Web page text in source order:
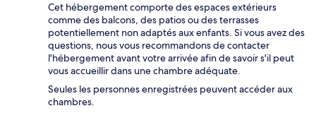
Cet hébergement comporte des espaces extérieurs
comme des balcons, des patios ou des terrasses
potentiellement non adaptés aux enfants. Si vous avez des
questions, nous vous recommandons de contacter
l'hébergement avant votre arrivée afin de savoir s'il peut
vous accueillir dans une chambre adéquate.
Seules les personnes enregistrées peuvent accéder aux
chambres.